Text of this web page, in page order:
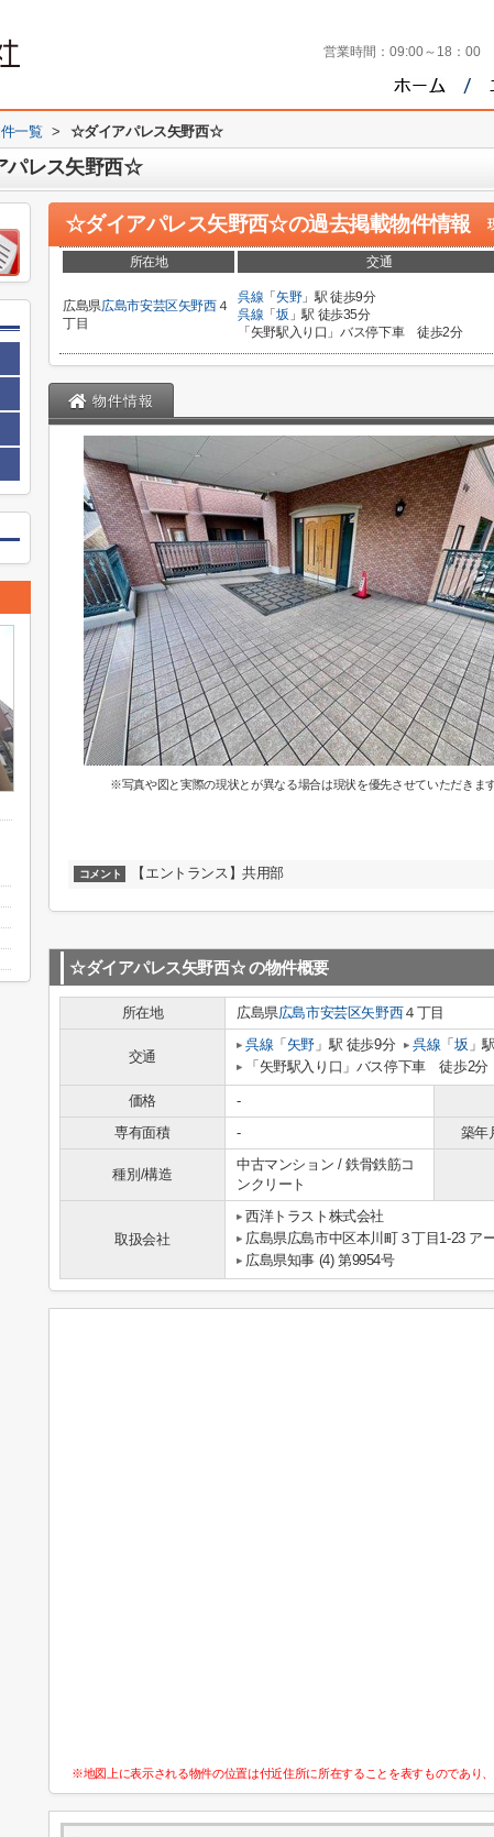
営業時間： 09:00～18：00
一覧 > ☆ダイアパレス矢野西☆
パレス矢野西☆
☆ダイアパレス矢野西☆の過去掲載物件情報
所在地 交通
広島県広島市安芸区矢野西４
丁目
呉線 「 矢野」駅 徒歩9分
呉線 「 坂 」駅 徒歩35分
「矢野駅入り口」バス停下車 徒歩2分
物件情報
※写真や図と実際の現状とが異なる場合は現状を優先させていただきま
コメント 【エントランス】共用部
☆ダイアパレス矢野西☆の物件概要
所在地 広島県広島市安芸区矢野西４丁目
交通
呉線 「 矢野 」駅 徒歩9分 呉線 「坂 」
「矢野駅入り口」バス停下車 徒歩2分
価格 -
専有面積
- 築年
種別/構造
中古マンション / 鉄骨鉄筋コ
ンクリート
取扱会社
西洋トラスト株式会社
広島県広島市中区本川町３丁目1-23
広島県知事 (4) 第9954号
※地図上に表示される物件の位置は付近住所に所在することを表すものであり